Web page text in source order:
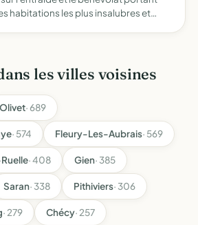
habitations les plus insalubres et
les villes voisines
Olivet· 689
· 574 Fleury-Les-Aubrais· 569
· 408 Gien· 385
Saran· 338 Pithiviers· 306
· 279 Chécy· 257